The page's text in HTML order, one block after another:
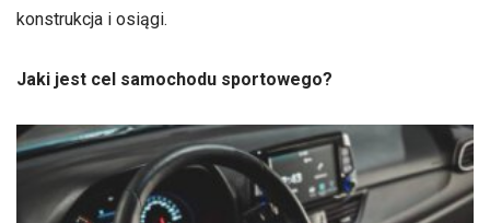
konstrukcja i osiągi.
Jaki jest cel samochodu sportowego?